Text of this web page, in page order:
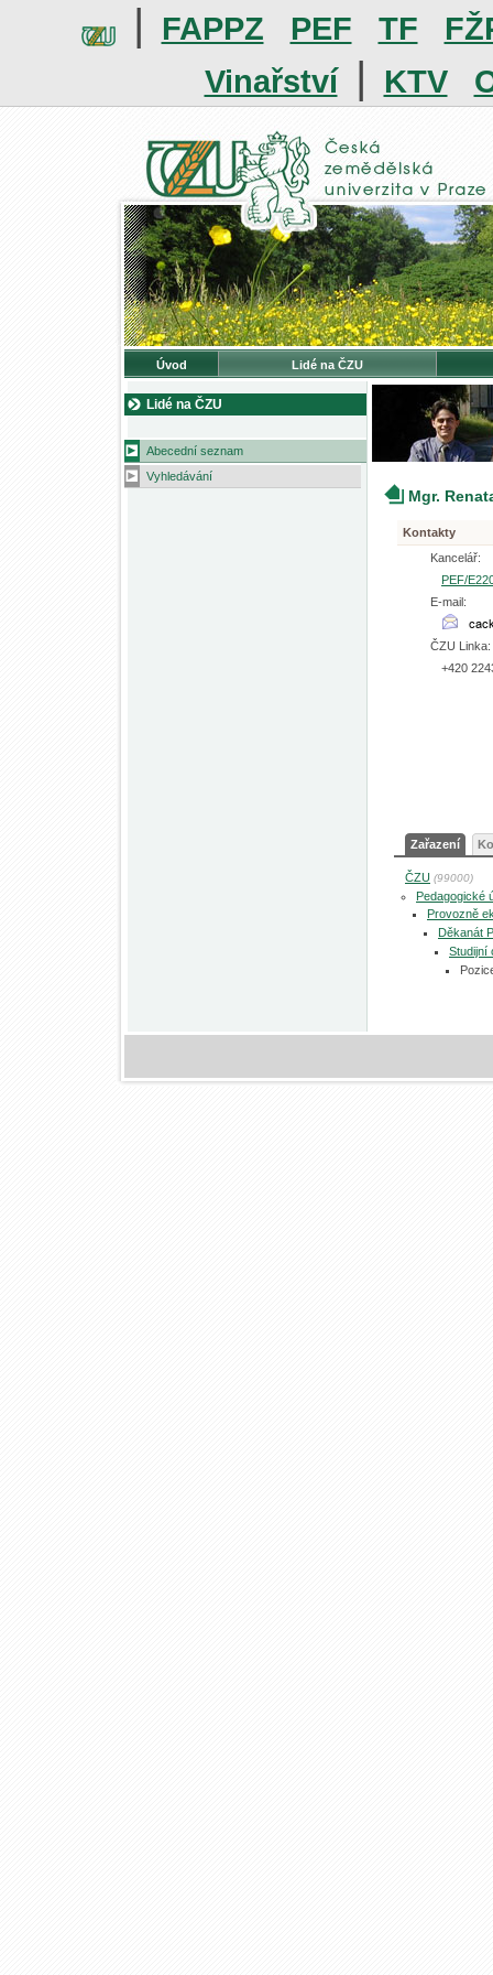
| FAPPZ PEF TF
Vinařství | KTV
Úvod Lidé na ČZU
Lidé na ČZU
Abecední seznam
Vyhledávání
Mgr.
Kontakty
Kancelář:
PEF/
E-mail:
ČZU Linka:
+420
Zařazení
ČZU (99000)
Pedagogické
Provozně
Děkanát
Studijní